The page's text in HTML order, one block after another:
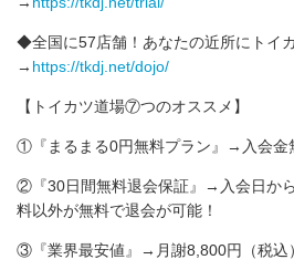
◆全国に57店舗！あなたの近所にトイ
→ https://tkdj.net/dojo/
【トイカツ道場⑦つのオススメ】
①『まるまる0円無料プラン』→入会金
②『30日間無料退会保証』→入会日か
料以外が無料で退会が可能！
③『業界最安値』→月謝8,800円（税込